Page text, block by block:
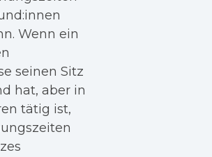
Wenn ein
seinen Sitz
hat, aber in
tätig ist,